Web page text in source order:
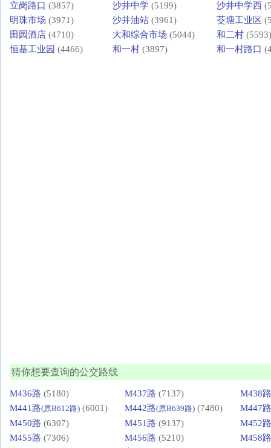
立岗路口 (3857) 沙井中学 (5199) 沙井中学西
明珠市场 (3971) 沙井油站 (3961) 茭塘工业区
田园酒店 (4710) 大和综合市场 (5044) 和二村 (5593)
恒基工业园 (4466) 和一村 (3897) 和一村路口
猜你想要查询的公交路线
M436路 (5180) M437路 (7137)
M438路
M441路(原B612路) (6001) M442路(原B639路) (7480)
M447路
M450路 (6307) M451路 (9137)
M452路
M455路 (7306) M456路 (5210)
M458路